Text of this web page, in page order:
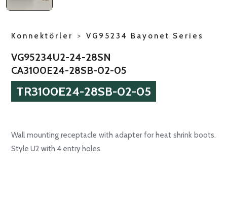
Konnektörler > VG95234 Bayonet Series
VG95234U2-24-28SN
CA3100E24-28SB-02-05
TR3100E24-28SB-02-05
Wall mounting receptacle with adapter for heat shrink boots.
Style U2 with 4 entry holes.